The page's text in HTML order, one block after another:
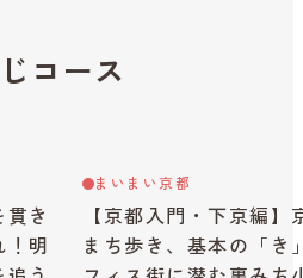
コース
貫き
明
まいまい京都
【京都入門・下京編】
まち歩き、基本の「き